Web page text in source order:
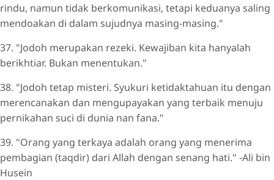
rindu, namun tidak berkomunikasi, tetapi keduanya saling
mendoakan di dalam sujudnya masing-masing."
37. "Jodoh merupakan rezeki. Kewajiban kita hanyalah
berikhtiar. Bukan menentukan."
38. "Jodoh tetap misteri. Syukuri ketidaktahuan itu dengan
merencanakan dan mengupayakan yang terbaik menuju
pernikahan suci di dunia nan fana."
39. "Orang yang terkaya adalah orang yang menerima
pembagian (taqdir) dari Allah dengan senang hati." -Ali bin
Husein